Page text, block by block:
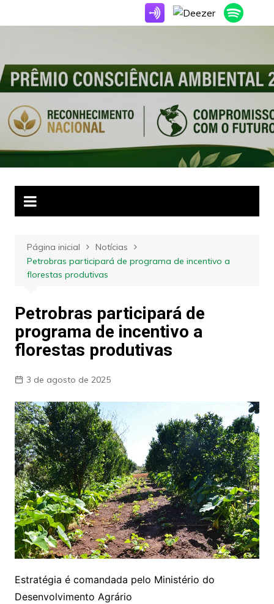
para
Página inicial
Notícias
Petrobras participará de programa de incentivo a
florestas produtivas
Petrobras participará de
programa de incentivo a
florestas produtivas
3 de agosto de 2025
Estratégia é comandada pelo Ministério do
Desenvolvimento Agrário